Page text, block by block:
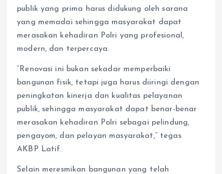
publik yang prima harus didukung oleh sarana
yang memadai sehingga masyarakat dapat
merasakan kehadiran Polri yang profesional,
modern, dan terpercaya.
“Renovasi ini bukan sekadar memperbaiki
bangunan fisik, tetapi juga harus diiringi dengan
peningkatan kinerja dan kualitas pelayanan
publik, sehingga masyarakat dapat benar-benar
merasakan kehadiran Polri sebagai pelindung,
pengayom, dan pelayan masyarakat,” tegas
AKBP Latif.
Selain meresmikan bangunan yang telah